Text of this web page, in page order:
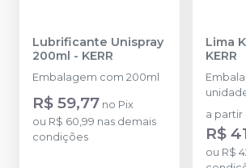
Lubrificante Unispray
200ml - KERR
Embalagem com 200ml
R$ 59,77 no Pix
ou R$ 60,99 nas demais
condições
Lima
KERR
a partir
R$
ou R$